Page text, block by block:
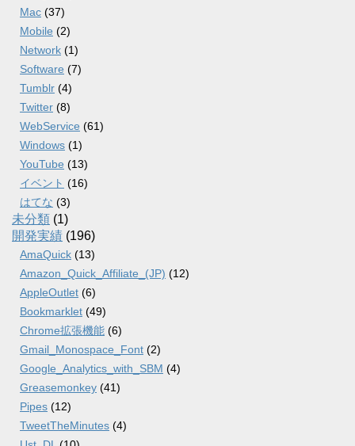
Mac (37)
Mobile (2)
Network (1)
Software (7)
Tumblr (4)
Twitter (8)
WebService (61)
Windows (1)
YouTube (13)
イベント (16)
はてな (3)
未分類 (1)
開発実績 (196)
AmaQuick (13)
Amazon_Quick_Affiliate_(JP) (12)
AppleOutlet (6)
Bookmarklet (49)
Chrome拡張機能 (6)
Gmail_Monospace_Font (2)
Google_Analytics_with_SBM (4)
Greasemonkey (41)
Pipes (12)
TweetTheMinutes (4)